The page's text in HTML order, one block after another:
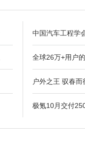
中国汽车工程学
全球26万+用户
户外之王 驭春
极氪10月交付